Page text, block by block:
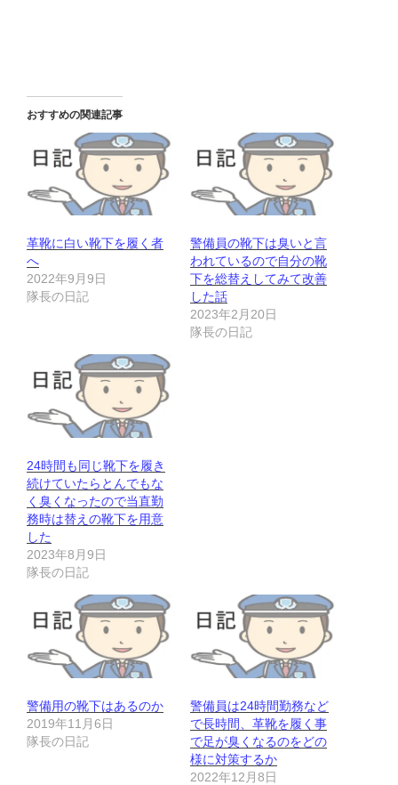
おすすめの関連記事
革靴に白い靴下を履く者
へ
2022年9月9日
隊長の日記
警備員の靴下は臭いと言
われているので自分の靴
下を総替えしてみて改善
した話
2023年2月20日
隊長の日記
24時間も同じ靴下を履き
続けていたらとんでもな
く臭くなったので当直勤
務時は替えの靴下を用意
した
2023年8月9日
隊長の日記
警備用の靴下はあるのか
2019年11月6日
隊長の日記
警備員は24時間勤務など
で長時間、革靴を履く事
で足が臭くなるのをどの
様に対策するか
2022年12月8日